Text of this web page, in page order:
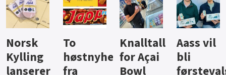
Knalltall
for Açai
Bowl
Aass vil
bli
førstevalg
Brus og
jus fra
Berentsen
Hard
iste fra
Hansa